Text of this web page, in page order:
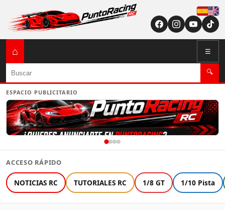
English (US /
⌂ ☰
Buscar 🔍
ESPACIO PUBLICITARIO
ACCESO RÁPIDO
NOTICIAS RC TUTORIALES RC 1/8 GT 1/10 Pista